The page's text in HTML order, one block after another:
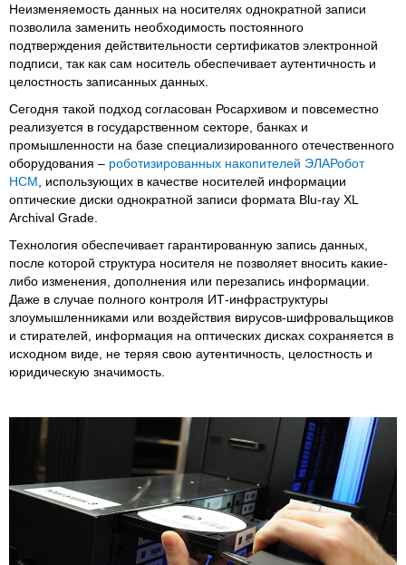
Неизменяемость данных на носителях однократной записи
позволила заменить необходимость постоянного
подтверждения действительности сертификатов электронной
подписи, так как сам носитель обеспечивает аутентичность и
целостность записанных данных.
Сегодня такой подход согласован Росархивом и повсеместно
реализуется в государственном секторе, банках и
промышленности на базе специализированного отечественного
оборудования – роботизированных накопителей ЭЛАРобот
НСМ , использующих в качестве носителей информации
оптические диски однократной записи формата Blu-ray XL
Archival Grade.
Технология обеспечивает гарантированную запись данных,
после которой структура носителя не позволяет вносить какие-
либо изменения, дополнения или перезапись информации.
Даже в случае полного контроля ИТ-инфраструктуры
злоумышленниками или воздействия вирусов-шифровальщиков
и стирателей, информация на оптических дисках сохраняется в
исходном виде, не теряя свою аутентичность, целостность и
юридическую значимость.